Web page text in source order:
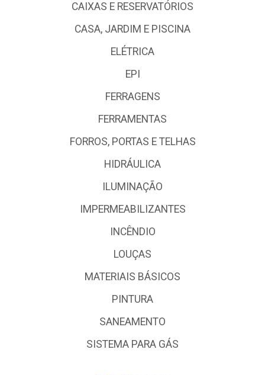
CAIXAS E RESERVATÓRIOS
CASA, JARDIM E PISCINA
ELÉTRICA
EPI
FERRAGENS
FERRAMENTAS
FORROS, PORTAS E TELHAS
HIDRÁULICA
ILUMINAÇÃO
IMPERMEABILIZANTES
INCÊNDIO
LOUÇAS
MATERIAIS BÁSICOS
PINTURA
SANEAMENTO
SISTEMA PARA GÁS